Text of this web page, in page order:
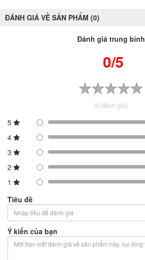
ĐÁNH GIÁ VỀ SẢN PHẨM (0)
Đánh giá trung bình
0/5
(0 đánh giá)
5
4
3
2
1
Tiêu đề
Ý kiến của bạn